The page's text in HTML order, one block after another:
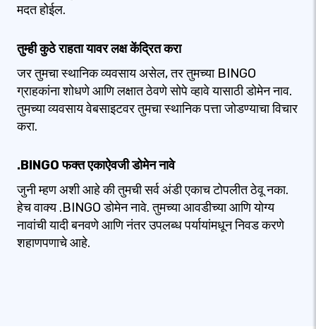
मदत होईल.
तुम्ही कुठे राहता यावर लक्ष केंद्रित करा
जर तुमचा स्थानिक व्यवसाय असेल, तर तुमच्या BINGO
ग्राहकांना शोधणे आणि लक्षात ठेवणे सोपे व्हावे यासाठी डोमेन नाव.
तुमच्या व्यवसाय वेबसाइटवर तुमचा स्थानिक पत्ता जोडण्याचा विचार
करा.
.BINGO फक्त एकाऐवजी डोमेन नावे
जुनी म्हण अशी आहे की तुमची सर्व अंडी एकाच टोपलीत ठेवू नका.
हेच वाक्य .BINGO डोमेन नावे. तुमच्या आवडीच्या आणि योग्य
नावांची यादी बनवणे आणि नंतर उपलब्ध पर्यायांमधून निवड करणे
शहाणपणाचे आहे.